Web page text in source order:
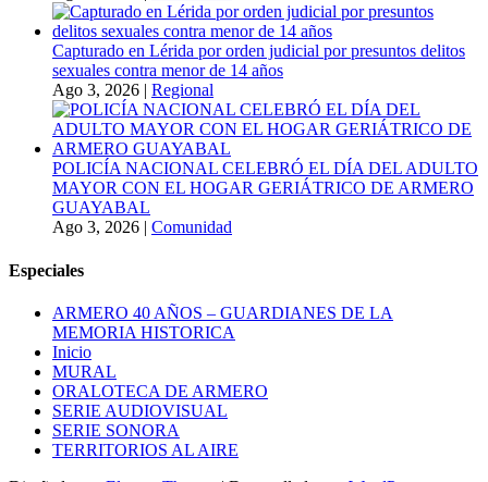
Capturado en Lérida por orden judicial por presuntos delitos
sexuales contra menor de 14 años
Ago 3, 2026 | Regional
POLICÍA NACIONAL CELEBRÓ EL DÍA DEL ADULTO
MAYOR CON EL HOGAR GERIÁTRICO DE ARMERO
GUAYABAL
Ago 3, 2026 | Comunidad
Especiales
ARMERO 40 AÑOS – GUARDIANES DE LA
MEMORIA HISTORICA
Inicio
MURAL
ORALOTECA DE ARMERO
SERIE AUDIOVISUAL
SERIE SONORA
TERRITORIOS AL AIRE